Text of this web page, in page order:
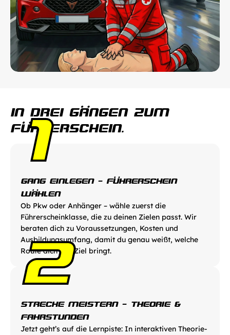
IN DREI GÄNGEN ZUM
FÜHRERSCHEIN.
1
GANG EINLEGEN - FÜHRERSCHEIN
WÄHLEN
Ob Pkw oder Anhänger – wähle zuerst die
Führerschein­klasse, die zu deinen Zielen passt. Wir
beraten dich zu Voraussetzungen, Kosten und
Ausbildungs­umfang, damit du genau weißt, welche
Route dich ans Ziel bringt.
2
STRECKE MEISTERN - THEORIE &
FAHRSTUNDEN
Jetzt geht’s auf die Lernpiste: In interaktiven Theorie­